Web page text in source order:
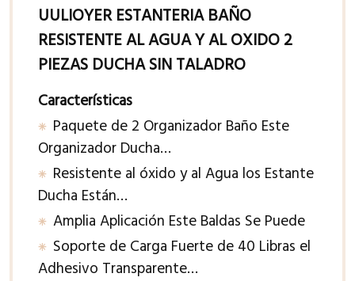
UULIOYER ESTANTERIA BAÑO
RESISTENTE AL AGUA Y AL OXIDO 2
PIEZAS DUCHA SIN TALADRO
Características
Paquete de 2 Organizador Baño Este
Organizador Ducha…
Resistente al óxido y al Agua los Estante
Ducha Están…
Amplia Aplicación Este Baldas Se Puede
Soporte de Carga Fuerte de 40 Libras el
Adhesivo Transparente…